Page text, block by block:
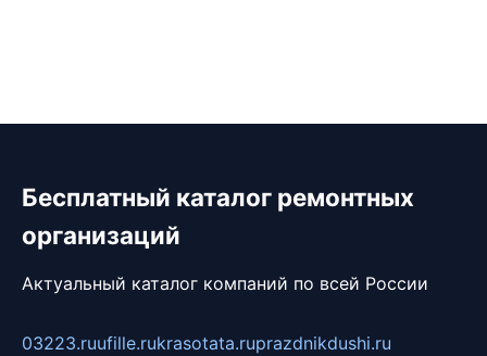
Бесплатный каталог ремонтных
организаций
Актуальный каталог компаний по всей России
03223.ruufille.rukrasotata.ruprazdnikdushi.ru